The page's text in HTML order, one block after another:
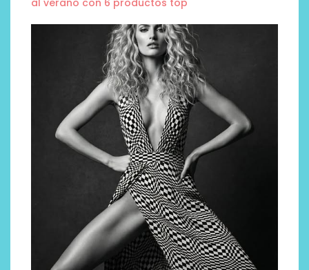
al verano con 6 productos top